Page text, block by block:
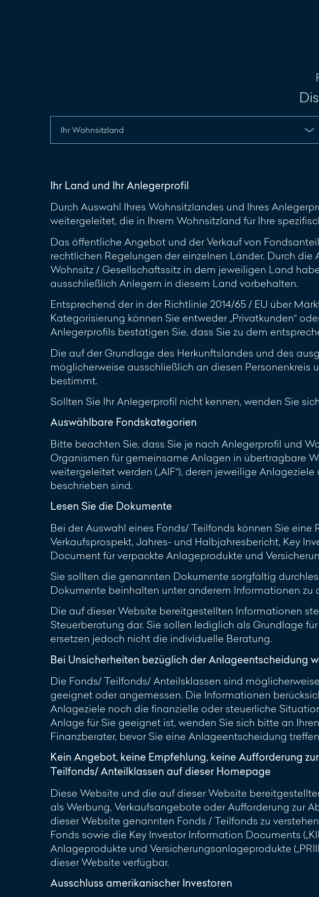
Ihr Land und Ihr Anlegerprofil
Durch Auswahl Ihres Wohnsitzlandes und Ihres
weitergeleitet, die in Ihrem Wohnsitzland für Ihre
Das öffentliche Angebot und der Verkauf von
rechtlichen Regelungen der einzelnen Länder. Durch
Wohnsitz / Gesellschaftssitz in dem jeweiligen Land
ausschließlich Anlegern in diesem Land vorbehalten.
Entsprechend der in der Richtlinie 2014/65 / EU über
Kategorisierung können Sie entweder „Privatkunden“
Anlegerprofils bestätigen Sie, dass Sie zu dem
Die auf der Grundlage des Herkunftslandes und des
möglicherweise ausschließlich an diesen
bestimmt.
Sollten Sie Ihr Anlegerprofil nicht kennen, wenden Sie
Auswählbare Fondskategorien
Bitte beachten Sie, dass Sie je nach Anlegerprofil und
Organismen für gemeinsame Anlagen in übertragbare
weitergeleitet werden („AIF“), deren jeweilige
beschrieben sind.
Lesen Sie die Dokumente
Bei der Auswahl eines Fonds/ Teilfonds können Sie
Verkaufsprospekt, Jahres- und Halbjahresbericht, Key
Document für verpackte Anlageprodukte und
Sie sollten die genannten Dokumente sorgfältig
Dokumente beinhalten unter anderem Informationen zu
Die auf dieser Website bereitgestellten Informationen
Steuerberatung dar. Sie sollen lediglich als Grundlage
ersetzen jedoch nicht die individuelle Beratung.
Bei Unsicherheiten bezüglich der Anlageentscheidung
Die Fonds/ Teilfonds/ Anteilsklassen sind
geeignet oder angemessen. Die Informationen
Anlageziele noch die finanzielle oder steuerliche
Anlage für Sie geeignet ist, wenden Sie sich bitte an
Finanzberater, bevor Sie eine Anlageentscheidung
Kein Angebot, keine Empfehlung, keine Aufforderung
Teilfonds/ Anteilklassen auf dieser Homepage
Diese Website und die auf dieser Website
als Werbung, Verkaufsangebote oder Aufforderung zur
dieser Website genannten Fonds / Teilfonds zu
Fonds sowie die Key Investor Information Documents
Anlageprodukte und Versicherungsanlageprodukte
dieser Website verfügbar.
Ausschluss amerikanischer Investoren